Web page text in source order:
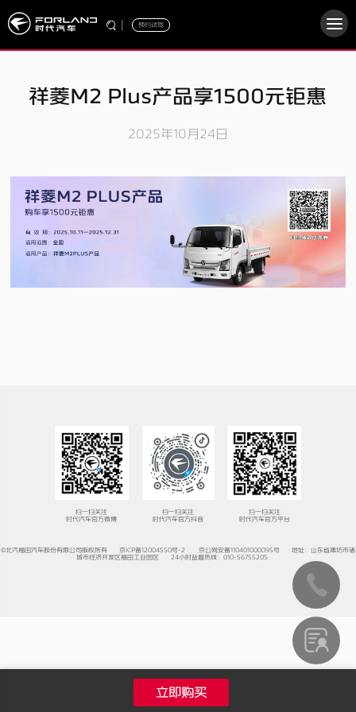
| 预约试驾
祥菱M2 Plus产品享1500元钜惠
2025年10月24日
立即购买
扫一扫关注
时代汽车官方微博
扫一扫关注
时代汽车官方抖音
扫一扫关注
时代汽车官方平台
©北汽福田汽车股份有限公司版权所有 京ICP备12004550号-2 京公网安备110401000095号
地址：山东省潍坊市诸
城市经济开发区福田工业园区
24小时监督热线：010-56755205